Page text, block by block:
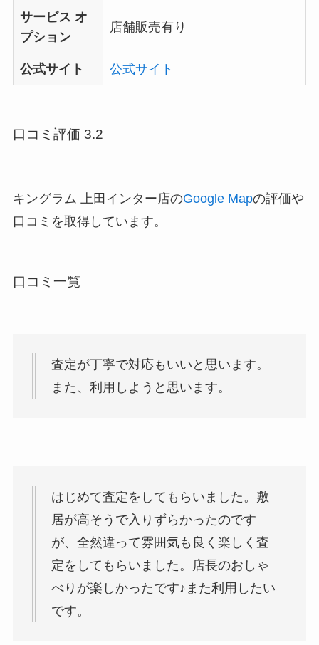
サービス オ
プション
店舗販売有り
公式サイト 公式サイト
口コミ評価 3.2
キングラム 上田インター店のGoogle Mapの評価や
口コミを取得しています。
口コミ一覧
査定が丁寧で対応もいいと思います。
また、利用しようと思います。
はじめて査定をしてもらいました。敷
居が高そうで入りずらかったのです
が、全然違って雰囲気も良く楽しく査
定をしてもらいました。店長のおしゃ
べりが楽しかったです♪また利用したい
です。